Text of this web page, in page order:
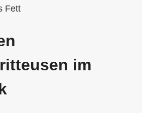
Fett
im